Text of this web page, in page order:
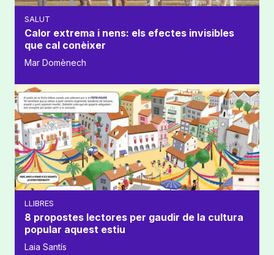
SALUT
Calor extrema i nens: els efectes invisibles
que cal conèixer
Mar Domènech
LLIBRES
8 propostes lectores per gaudir de la cultura
popular aquest estiu
Laia Santís